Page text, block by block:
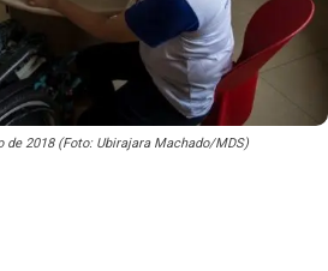
de 2018 (Foto: Ubirajara Machado/MDS)